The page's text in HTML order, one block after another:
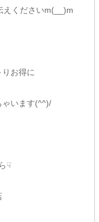
えくださいm(__)m
お得に
ゃいます(^^)/
☟